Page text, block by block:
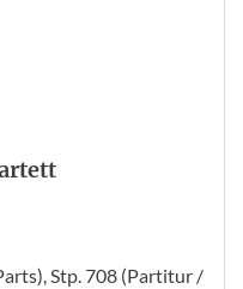
Stp. 708 (Partitur /